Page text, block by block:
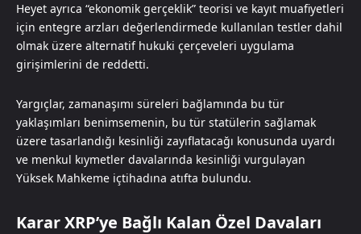
Heyet ayrıca “ekonomik gerçeklik” teorisi ve kayıt muafiyetleri
için entegre arzları değerlendirmede kullanılan testler dahil
olmak üzere alternatif hukuki çerçeveleri uygulama
girişimlerini de reddetti.
Yargıçlar, zamanaşımı süreleri bağlamında bu tür
yaklaşımları benimsemenin, bu tür statülerin sağlamak
üzere tasarlandığı kesinliği zayıflatacağı konusunda uyardı
ve menkul kıymetler davalarında kesinliği vurgulayan
Yüksek Mahkeme içtihadına atıfta bulundu.
Karar XRP’ye Bağlı Kalan Özel Davaları